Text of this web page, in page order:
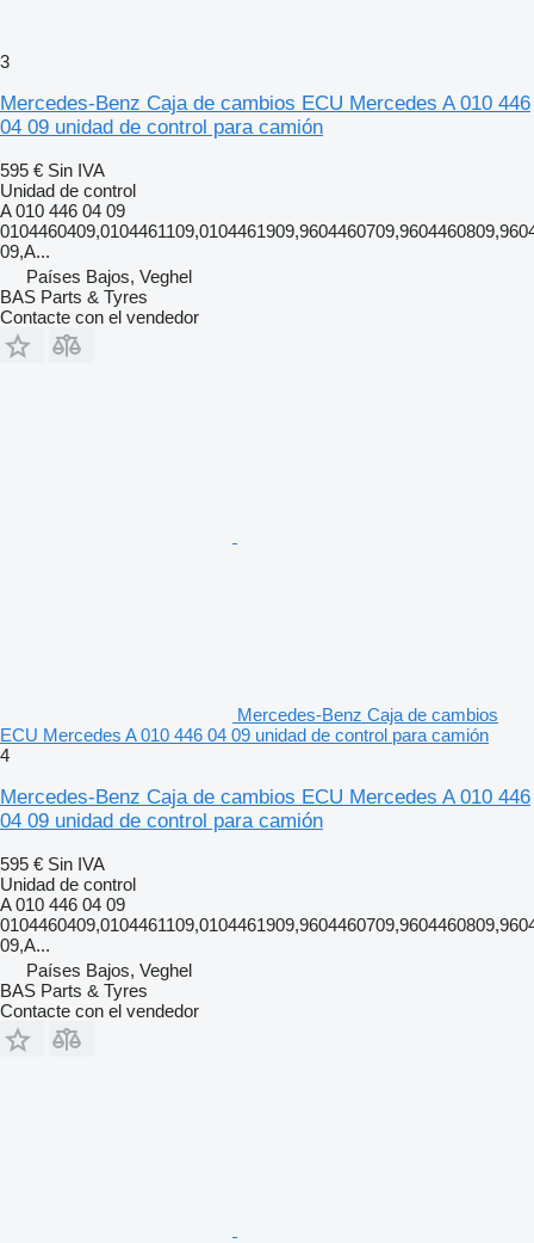
3
Mercedes-Benz Caja de cambios ECU Mercedes A 010 446
04 09 unidad de control para camión
595 € Sin IVA
Unidad de control
A 010 446 04 09
09,A...
Países Bajos, Veghel
BAS Parts & Tyres
Contacte con el vendedor
Mercedes-Benz Caja de cambios
ECU Mercedes A 010 446 04 09 unidad de control para camión
4
Mercedes-Benz Caja de cambios ECU Mercedes A 010 446
04 09 unidad de control para camión
595 € Sin IVA
Unidad de control
A 010 446 04 09
09,A...
Países Bajos, Veghel
BAS Parts & Tyres
Contacte con el vendedor